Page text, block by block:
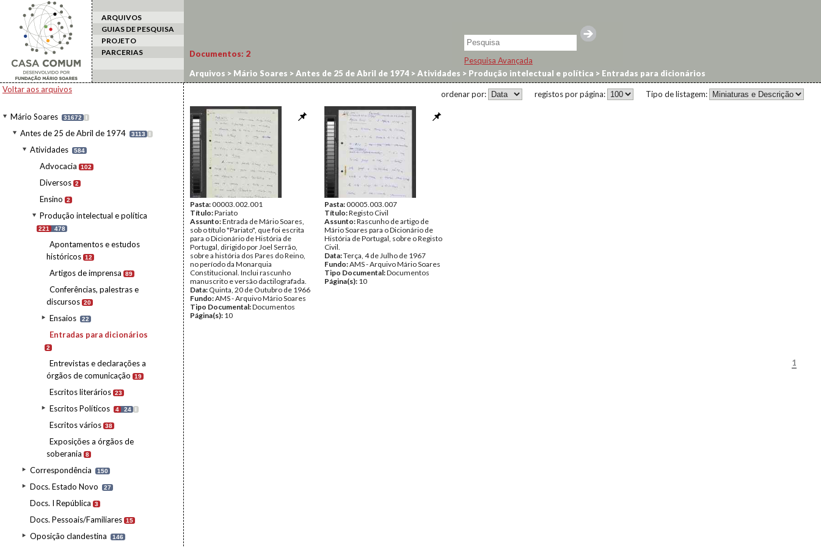
ARQUIVOS
GUIAS DE PESQUISA
PROJETO
PARCERIAS
Pesquisa Avançada
Voltar aos arquivos
Mário Soares 31672 I
Antes de 25 de Abril de 1974 3113 I
Atividades 584
Advocacia 102
Diversos 2
Ensino 2
Produção intelectual e política
221 478
Apontamentos e estudos
históricos 12
Artigos de imprensa 89
Conferências, palestras e
discursos 20
Ensaios 22
Entradas para dicionários
2
Entrevistas e declarações a
órgãos de comunicação
19
Escritos literários 23
Escritos Políticos 4 24 I
Escritos vários 38
Exposições a órgãos de
soberania
8
Correspondência 150
Docs. Estado Novo 27
Docs. I República 3
Docs. Pessoais/Familiares 15
Oposição clandestina 146
Documentos: 2
Arquivos > Mário Soares >Antes de 25 de Abril de 1974 >Atividades > Produção intelectual e política > Entradas para dicionários
Tipo de listagem:
registos por página:
ordenar por:
Pasta:00003.002.001
Título:Pariato
Assunto:Entrada de Mário Soares,
sob o título "Pariato", que foi escrita
para o Dicionário de História de
Portugal, dirigido por Joel Serrão,
sobre a história dos Pares do Reino,
no período da Monarquia
Constitucional. Inclui rascunho
manuscrito e versão dactilografada.
Data: Quinta, 20 de Outubro de 1966
Fundo:AMS - Arquivo Mário Soares
Tipo Documental:Documentos
Página(s): 10
Pasta:00005.003.007
Título:Registo Civil
Assunto:Rascunho de artigo de
Mário Soares para o Dicionário de
História de Portugal, sobre o Registo
Civil.
Data:Terça, 4 de Julho de 1967
Fundo:AMS - Arquivo Mário Soares
Tipo Documental:Documentos
Página(s): 10
1